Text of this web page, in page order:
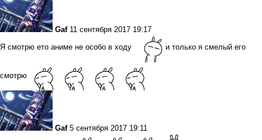
Gaf 11 сентября 2017 19:17
Я смотрю ето аниме не особо в ходу и только я смелый его
смотрю
Gaf 5 сентября 2017 19:11